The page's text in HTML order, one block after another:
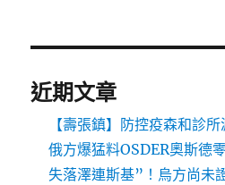
近期文章
【壽張鎮】防控疫森和診
俄方爆猛料OSDER奧斯德
失落澤連斯基”！烏方尚未